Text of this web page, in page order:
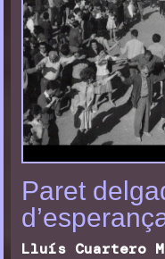
Paret
Lluís Cuartero